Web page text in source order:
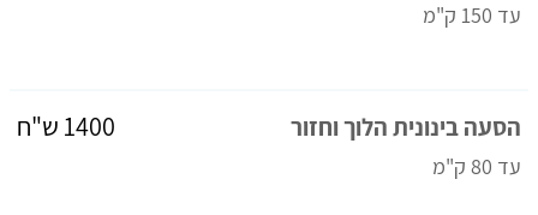
עד 150 ק"מ
הסעה בינונית הלוך וחזור
עד 80 ק"מ
1400 ש"ח